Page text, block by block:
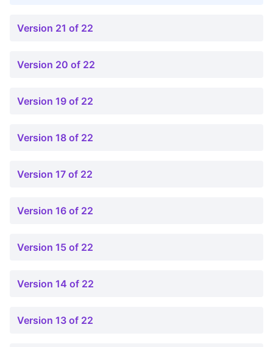
Version 21 of 22
Version 20 of 22
Version 19 of 22
Version 18 of 22
Version 17 of 22
Version 16 of 22
Version 15 of 22
Version 14 of 22
Version 13 of 22